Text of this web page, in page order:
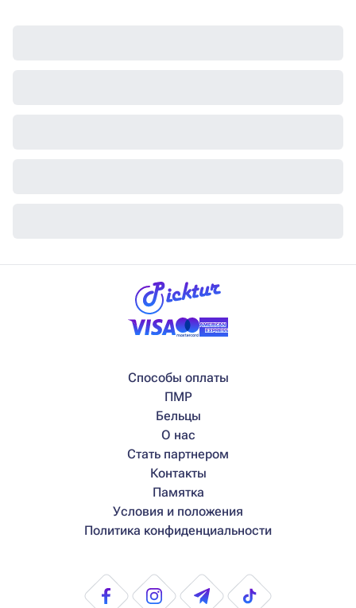
Способы оплаты
ПМР
Бельцы
О нас
Стать партнером
Контакты
Памятка
Условия и положения
Политика конфиденциальности